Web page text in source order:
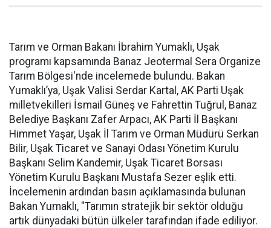
Tarım ve Orman Bakanı İbrahim Yumaklı, Uşak
programı kapsamında Banaz Jeotermal Sera Organize
Tarım Bölgesi'nde incelemede bulundu. Bakan
Yumaklı’ya, Uşak Valisi Serdar Kartal, AK Parti Uşak
milletvekilleri İsmail Güneş ve Fahrettin Tuğrul, Banaz
Belediye Başkanı Zafer Arpacı, AK Parti İl Başkanı
Himmet Yaşar, Uşak İl Tarım ve Orman Müdürü Serkan
Bilir, Uşak Ticaret ve Sanayi Odası Yönetim Kurulu
Başkanı Selim Kandemir, Uşak Ticaret Borsası
Yönetim Kurulu Başkanı Mustafa Sezer eşlik etti.
İncelemenin ardından basın açıklamasında bulunan
Bakan Yumaklı, "Tarımın stratejik bir sektör olduğu
artık dünyadaki bütün ülkeler tarafından ifade ediliyor.